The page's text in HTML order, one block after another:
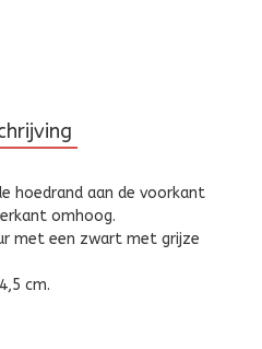
hoedrand aan de voorkant
omhoog.
met een zwart met grijze
cm.